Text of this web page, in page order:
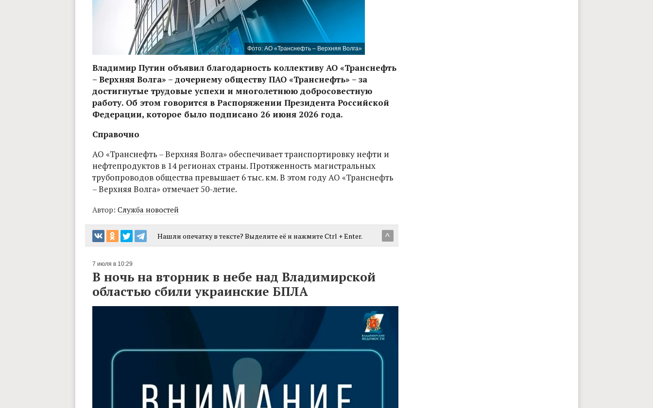
Фото: АО «Транснефть – Верхняя Волга»
Владимир Путин объявил благодарность коллективу АО «Транснефть
– Верхняя Волга» – дочернему обществу ПАО «Транснефть» – за
достигнутые трудовые успехи и многолетнюю добросовестную
работу. Об этом говорится в Распоряжении Президента Российской
Федерации, которое было подписано 26 июня 2026 года.
Справочно
АО «Транснефть – Верхняя Волга» обеспечивает транспортировку нефти и
нефтепродуктов в 14 регионах страны. Протяженность магистральных
трубопроводов общества превышает 6 тыс. км. В этом году АО «Транснефть
– Верхняя Волга» отмечает 50-летие.
Автор: Служба новостей
^
Нашли опечатку в тексте? Выделите её и нажмите Ctrl + Enter.
7 июля в 10:29
В ночь на вторник в небе над Владимирской
областью сбили украинские БПЛА